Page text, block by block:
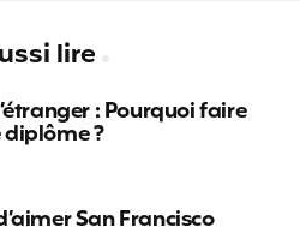
lire
: Pourquoi faire
?
San Francisco